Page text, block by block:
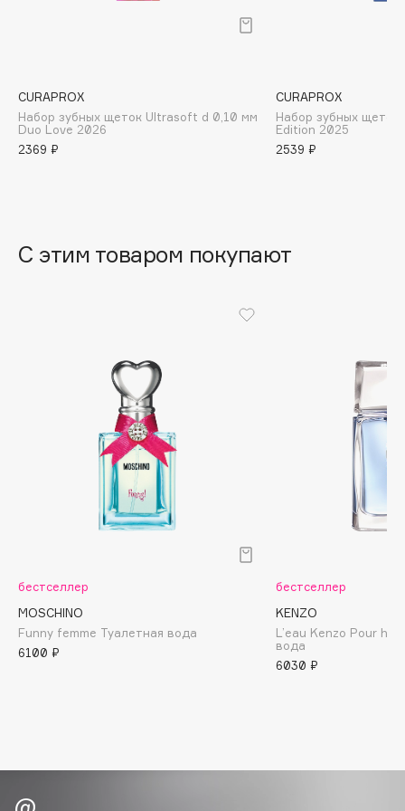
Balmain Hair Couture
Banderas
Basicare
Beautyblades
НОВИНКА
BOOMSHOP
BORK
Brunello Cucinelli
CURAPROX
Набор зубных щеток Ultrasoft d 0,10 мм
Duo Love 2026
2369 ₽
CURAPROX
Набор зубных щеток
Edition 2025
2539 ₽
С этим товаром покупают
бестселлер
MOSCHINO
Funny femme Туалетная вода
6100 ₽
бестселлер
KENZO
L’eau Kenzo Pour
вода
6030 ₽